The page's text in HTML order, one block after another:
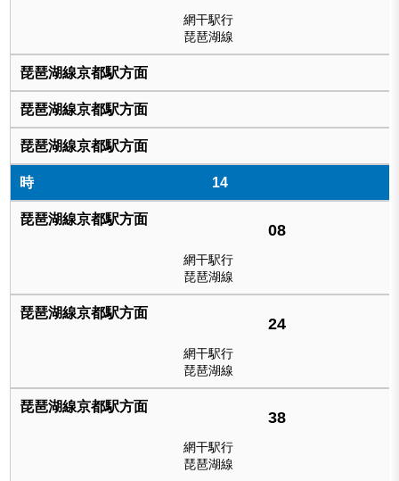
網干駅行
琵琶湖線
14
08
網干駅行
琵琶湖線
24
網干駅行
琵琶湖線
38
網干駅行
琵琶湖線